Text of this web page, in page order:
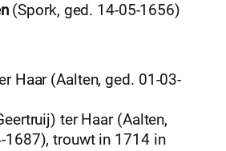
(Spork, ged. 14-05-1656)
Haar (Aalten, ged. 01-03-
ter Haar (Aalten,
1687), trouwt in 1714 in